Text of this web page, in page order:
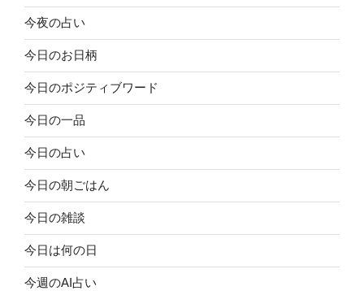
今夜の占い
今日のお日柄
今日のポジティブワード
今日の一品
今日の占い
今日の朝ごはん
今日の雑談
今日は何の日
今週のAI占い